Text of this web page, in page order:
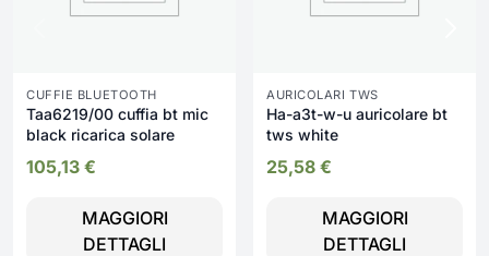
CUFFIE BLUETOOTH
Taa6219/00 cuffia bt mic
black ricarica solare
105,13 €
MAGGIORI
DETTAGLI
AURICOLARI TWS
Ha-a3t-w-u auricolare bt
tws white
25,58 €
MAGGIORI
DETTAGLI